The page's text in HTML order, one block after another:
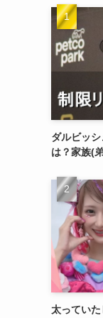
ダルビッ
は？家族(
太ってい